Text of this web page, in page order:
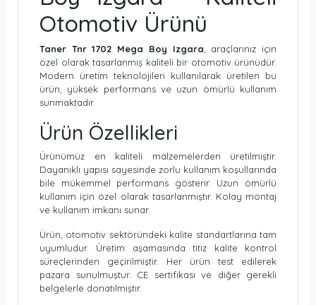
Otomotiv Ürünü
Taner Tnr 1702 Mega Boy Izgara , araçlarınız için
özel olarak tasarlanmış kaliteli bir otomotiv ürünüdür.
Modern üretim teknolojileri kullanılarak üretilen bu
ürün, yüksek performans ve uzun ömürlü kullanım
sunmaktadır.
Ürün Özellikleri
Ürünümüz en kaliteli malzemelerden üretilmiştir.
Dayanıklı yapısı sayesinde zorlu kullanım koşullarında
bile mükemmel performans gösterir. Uzun ömürlü
kullanım için özel olarak tasarlanmıştır. Kolay montaj
ve kullanım imkanı sunar.
Ürün, otomotiv sektöründeki kalite standartlarına tam
uyumludur. Üretim aşamasında titiz kalite kontrol
süreçlerinden geçirilmiştir. Her ürün test edilerek
pazara sunulmuştur. CE sertifikası ve diğer gerekli
belgelerle donatılmıştır.